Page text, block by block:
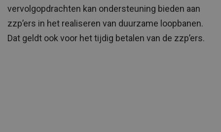
vervolgopdrachten kan ondersteuning bieden aan
zzp’ers in het realiseren van duurzame loopbanen.
Dat geldt ook voor het tijdig betalen van de zzp’ers.